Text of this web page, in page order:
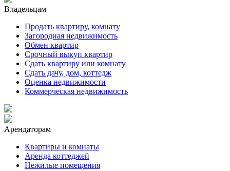
Владельцам
Продать квартиру, комнату
Загородная недвижимость
Обмен квартир
Срочный выкуп квартир
Сдать квартиру или комнату
Сдать дачу, дом, коттедж
Оценка недвижимости
Коммерческая недвижимость
Арендаторам
Квартиры и комнаты
Аренда коттеджей
Нежилые помещения